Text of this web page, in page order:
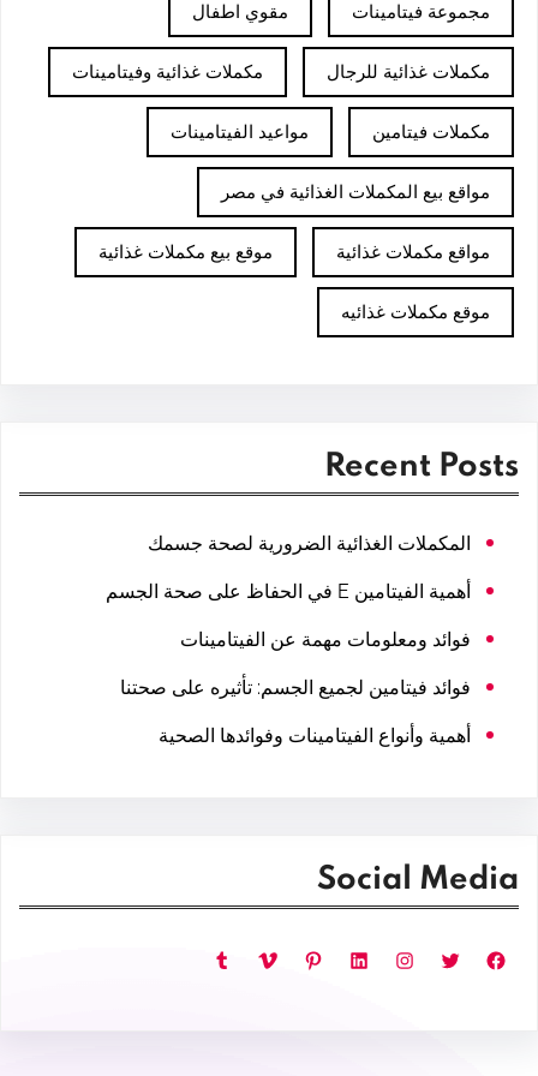
مجموعة فيتامينات مقوي اطفال
مكملات غذائية للرجال مكملات غذائية وفيتامينات
مكملات فيتامين مواعيد الفيتامينات
مواقع بيع المكملات الغذائية في مصر
مواقع مكملات غذائية موقع بيع مكملات غذائية
موقع مكملات غذائيه
Recent Posts
المكملات الغذائية الضرورية لصحة جسمك
أهمية الفيتامين E في الحفاظ على صحة الجسم
فوائد ومعلومات مهمة عن الفيتامينات
فوائد فيتامين لجميع الجسم: تأثيره على صحتنا
أهمية وأنواع الفيتامينات وفوائدها الصحية
Social Media
فيسبوك تويتر إنستجرام لينكد إن بينتريست فيميو تمبلر